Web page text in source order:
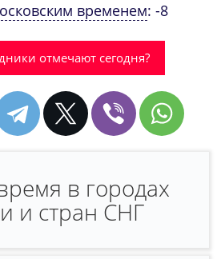
временем: -8
отмечают сегодня?
в городах
и стран СНГ